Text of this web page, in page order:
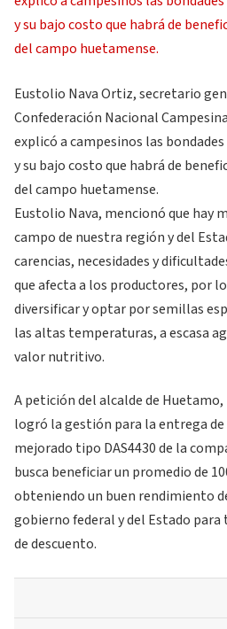
Eustolio Nava Ortiz, secretario
Confederación Nacional
explicó a campesinos las
y su bajo costo que habrá de
del campo huetamense.
Eustolio Nava, mencionó que hay
campo de nuestra región y del
carencias, necesidades y
que afecta a los productores, por
diversificar y optar por semillas
las altas temperaturas, a escasa
valor nutritivo.
A petición del alcalde de
logró la gestión para la entrega
mejorado tipo DAS4430 de la
busca beneficiar un promedio de
obteniendo un buen rendimiento
gobierno federal y del Estado
de descuento.